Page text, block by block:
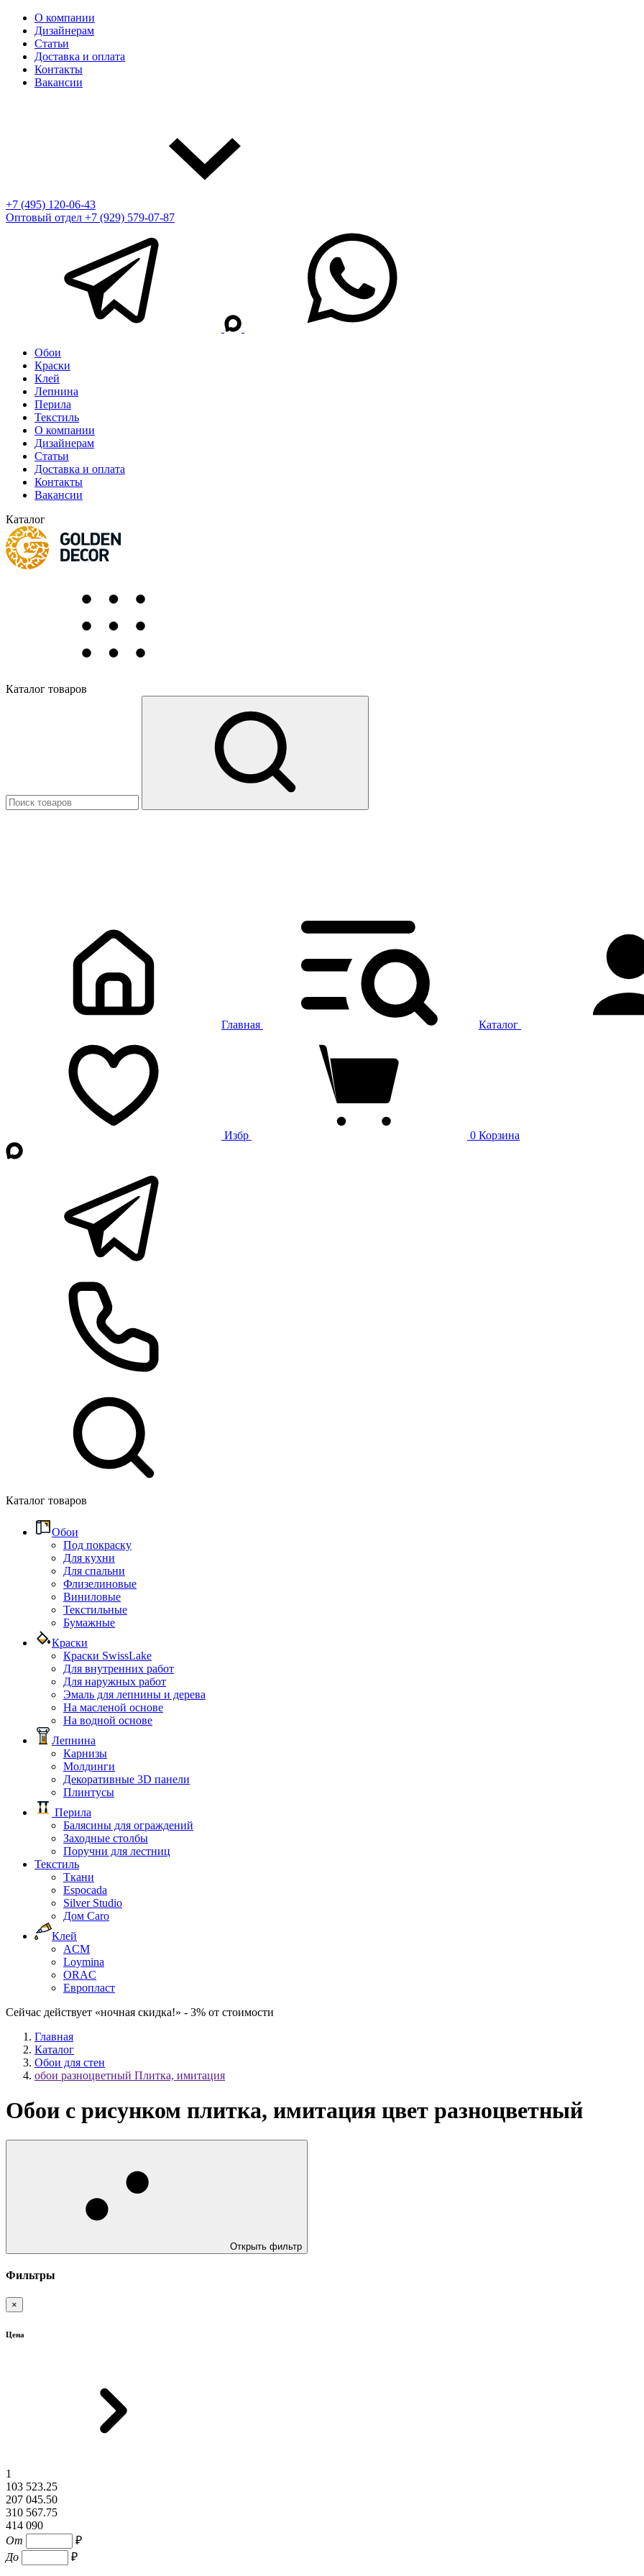
О компании
Дизайнерам
Статьи
Доставка и оплата
Контакты
Вакансии
+7 (495) 120-06-43
Оптовый отдел +7 (929) 579-07-87
Обои
Краски
Клей
Лепнина
Перила
Текстиль
О компании
Дизайнерам
Статьи
Доставка и оплата
Контакты
Вакансии
Каталог
Каталог товаров
Главная Каталог
Избр 0 Корзина
Каталог товаров
Обои
Под покраску
Для кухни
Для спальни
Флизелиновые
Виниловые
Текстильные
Бумажные
Краски
Краски SwissLake
Для внутренних работ
Для наружных работ
Эмаль для лепнины и дерева
На масленой основе
На водной основе
Лепнина
Карнизы
Молдинги
Декоративные 3D панели
Плинтусы
Перила
Балясины для ограждений
Заходные столбы
Поручни для лестниц
Текстиль
Ткани
Espocada
Silver Studio
Дом Caro
Клей
ACM
Loymina
ORAC
Европласт
Сейчас действует «ночная скидка!» - 3% от стоимости
Главная
Каталог
Обои для стен
обои разноцветный Плитка, имитация
Обои с рисунком плитка, имитация цвет разноцветный
Открыть фильтр
Фильтры
×
Цена
1
103 523.25
207 045.50
310 567.75
414 090
От
₽
До
₽